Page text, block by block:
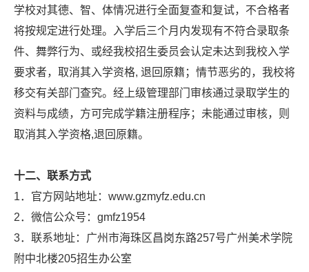
学校对其德、智、体情况进行全面复查和复试，不合格者
将按规定进行处理。入学后三个月内发现有不符合录取条
件、舞弊行为、或经我校招生委员会认定未达到我校入学
要求者，取消其入学资格, 退回原籍；情节恶劣的，我校将
移交有关部门查究。经上级管理部门审核通过录取学生的
资料与成绩，方可完成学籍注册程序；未能通过审核，则
取消其入学资格,退回原籍。
十二、联系方式
1．官方网站地址：www.gzmyfz.edu.cn
2．微信公众号：gmfz1954
3．联系地址：广州市海珠区昌岗东路257号广州美术学院
附中北楼205招生办公室